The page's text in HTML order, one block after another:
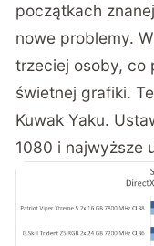
początkach
nowe problemy.
trzeciej osoby, co
świetnej grafiki.
Kuwak Yaku.
1080 i najwyższe